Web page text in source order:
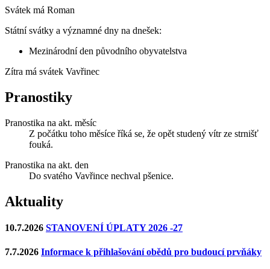
Svátek má Roman
Státní svátky a významné dny na dnešek:
Mezinárodní den původního obyvatelstva
Zítra má svátek Vavřinec
Pranostiky
Pranostika na akt. měsíc
Z počátku toho měsíce říká se, že opět studený vítr ze strnišť
fouká.
Pranostika na akt. den
Do svatého Vavřince nechval pšenice.
Aktuality
10.7.2026 STANOVENÍ ÚPLATY 2026 -27
7.7.2026 Informace k přihlašování obědů pro budoucí prvňáky